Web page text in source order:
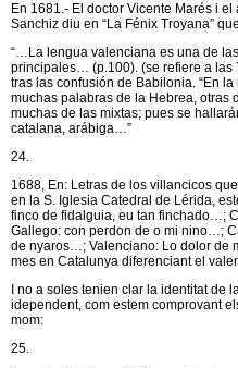
En 1681.- El doctor Vicente Marés i
Sanchiz diu en “La Fénix Troyana”
“…La lengua valenciana es una de
principales… (p.100). (se refiere a
tras las confusión de Babilonia. “En
muchas palabras de la Hebrea, otras
muchas de las mixtas; pues se
catalana, arábiga…”
24.
1688, En: Letras de los villancicos
en la S. Iglesia Catedral de Lérida,
finco de fidalguia, eu tan finchado…;
Gallego: con perdon de o mi nino…;
de nyaros…; Valenciano: Lo dolor de
mes en Catalunya diferenciant el
I no a soles tenien clar la identitat de
idependent, com estem comprovant
mom:
25.